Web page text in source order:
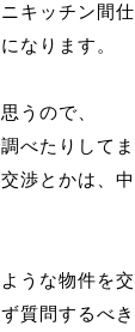
ッチン間
なります。
うので、
べたりして
渉とかは、
うな物件を交
質問するべ